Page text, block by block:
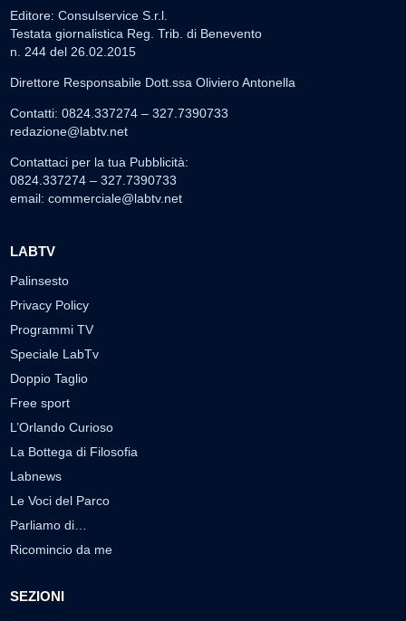
Editore: Consulservice S.r.l.
Testata giornalistica Reg. Trib. di Benevento
n. 244 del 26.02.2015
Direttore Responsabile Dott.ssa Oliviero Antonella
Contatti: 0824.337274 – 327.7390733
redazione@labtv.net
Contattaci per la tua Pubblicità:
0824.337274 – 327.7390733
email: commerciale@labtv.net
LABTV
Palinsesto
Privacy Policy
Programmi TV
Speciale LabTv
Doppio Taglio
Free sport
L’Orlando Curioso
La Bottega di Filosofia
Labnews
Le Voci del Parco
Parliamo di…
Ricomincio da me
SEZIONI